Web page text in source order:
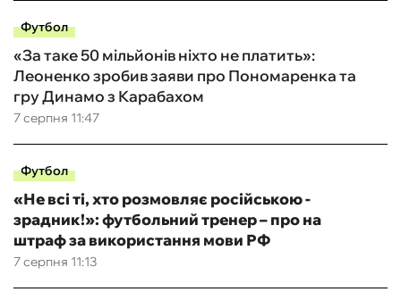
Футбол
7 серпня 11:47
«За таке 50 мільйонів ніхто не платить»:
Леоненко зробив заяви про Пономаренка та
гру Динамо з Карабахом
Футбол
7 серпня 11:13
«Не всі ті, хто розмовляє російською -
зрадник!»: футбольний тренер – про на
штраф за використання мови РФ